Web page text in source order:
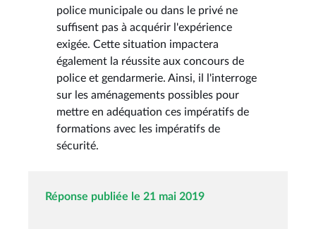
police municipale ou dans le privé ne
suffisent pas à acquérir l'expérience
exigée. Cette situation impactera
également la réussite aux concours de
police et gendarmerie. Ainsi, il l'interroge
sur les aménagements possibles pour
mettre en adéquation ces impératifs de
formations avec les impératifs de
sécurité.
Réponse publiée le 21 mai 2019